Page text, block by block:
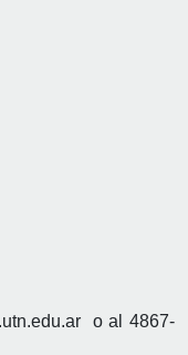
o al 4867-